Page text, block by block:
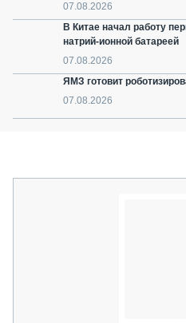
07.08.2026
В Китае начал работу
натрий-ионной батареей
07.08.2026
ЯМЗ готовит
07.08.2026